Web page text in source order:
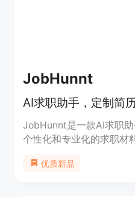
JobHunnt
AI求职助手，定制简
JobHunnt是一款AI求职
个性化和专业化的求职材
信。我们的智能助手根据
优质新品